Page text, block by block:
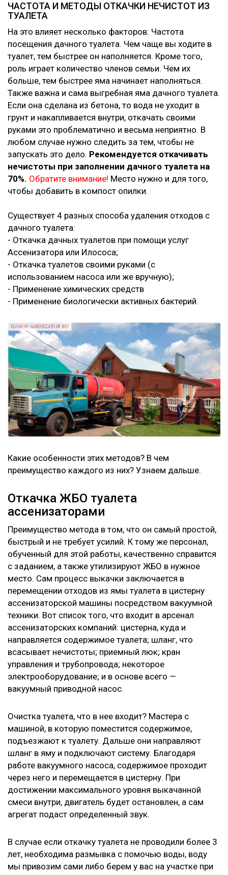
ЧАСТОТА И МЕТОДЫ ОТКАЧКИ НЕЧИСТОТ ИЗ
ТУАЛЕТА
На это влияет несколько факторов: Частота
посещения дачного туалета. Чем чаще вы ходите в
туалет, тем быстрее он наполняется. Кроме того,
роль играет количество членов семьи. Чем их
больше, тем быстрее яма начинает наполняться.
Также важна и сама выгребная яма дачного туалета.
Если она сделана из бетона, то вода не уходит в
грунт и накапливается внутри, откачать своими
руками это проблематично и весьма неприятно. В
любом случае нужно следить за тем, чтобы не
запускать это дело. Рекомендуется откачивать
нечистоты при заполнении дачного туалета на
70%. Обратите внимание! Место нужно и для того,
чтобы добавить в компост опилки.
Существует 4 разных способа удаления отходов с
дачного туалета:
- Откачка дачных туалетов при помощи услуг
Ассенизатора или Илососа;
- Откачка туалетов своими руками (с
использованием насоса или же вручную);
- Применение химических средств
- Применение биологически активных бактерий.
Какие особенности этих методов? В чем
преимущество каждого из них? Узнаем дальше.
Откачка ЖБО туалета
ассенизаторами
Преимущество метода в том, что он самый простой,
быстрый и не требует усилий. К тому же персонал,
обученный для этой работы, качественно справится
с заданием, а также утилизируют ЖБО в нужное
место. Сам процесс выкачки заключается в
перемещении отходов из ямы туалета в цистерну
ассенизаторской машины посредством вакуумной
техники. Вот список того, что входит в арсенал
ассенизаторских компаний: цистерна, куда и
направляется содержимое туалета; шланг, что
всасывает нечистоты; приемный люк; кран
управления и трубопровода; некоторое
электрооборудование; и в основе всего —
вакуумный приводной насос.
Очистка туалета, что в нее входит? Мастера с
машиной, в которую поместится содержимое,
подъезжают к туалету. Дальше они направляют
шланг в яму и подключают систему. Благодаря
работе вакуумного насоса, содержимое проходит
через него и перемещается в цистерну. При
достижении максимального уровня выкачанной
смеси внутри, двигатель будет остановлен, а сам
агрегат подаст определенный звук.
В случае если откачку туалета не проводили более 3
лет, необходима размывка с помочью воды, воду
мы привозим сами либо берем у вас на участке при